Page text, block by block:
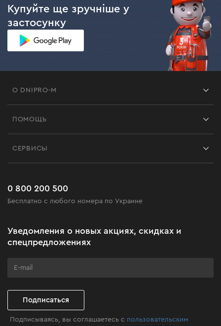
Купуйте ще зручніше у
застосунку
О DNIPRO-M
Черная пятница
Клуб мастерства
ПОМОЩЬ
Часто задаваемые вопросы
СЕРВИСЫ
0 800 200 500
Бесплатно с любого номера по Украине
Уведомления о новых акциях, скидках и
спецпредложениях
Подписаться
Подписываясь, вы соглашаетесь с пользовательским